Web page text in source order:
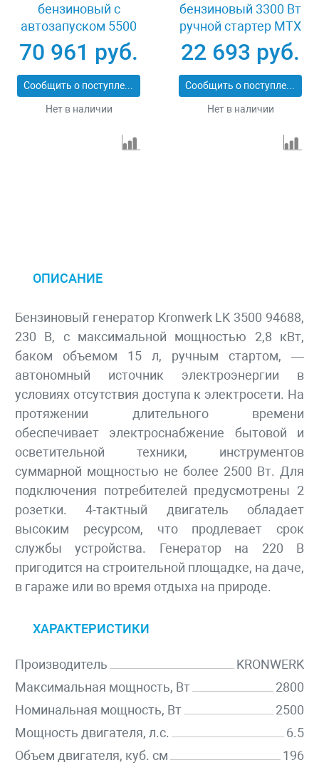
бензиновый с
автозапуском 5500
Вт Зубр СБА-5500
70 961 руб.
Сообщить о поступлении
Нет в наличии
бензиновый 3300 Вт
ручной стартер MTX
RS-4000 946115
22 693 руб.
Сообщить о поступлении
Нет в наличии
ОПИСАНИЕ
Бензиновый генератор Kronwerk LK 3500 94688,
230 В, с максимальной мощностью 2,8 кВт,
баком объемом 15 л, ручным стартом, —
автономный источник электроэнергии в
условиях отсутствия доступа к электросети. На
протяжении длительного времени
обеспечивает электроснабжение бытовой и
осветительной техники, инструментов
суммарной мощностью не более 2500 Вт. Для
подключения потребителей предусмотрены 2
розетки. 4-тактный двигатель обладает
высоким ресурсом, что продлевает срок
службы устройства. Генератор на 220 В
пригодится на строительной площадке, на даче,
в гараже или во время отдыха на природе.
ХАРАКТЕРИСТИКИ
Производитель
KRONWERK
Максимальная мощность, Вт
2800
Номинальная мощность, Вт
2500
Мощность двигателя, л.с.
6.5
Объем двигателя, куб. см
196